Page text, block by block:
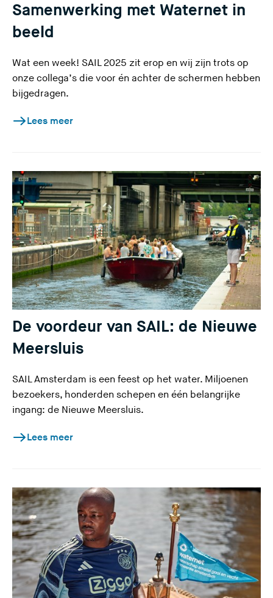
Samenwerking met Waternet in
beeld
Wat een week! SAIL 2025 zit erop en wij zijn trots op
onze collega’s die voor én achter de schermen hebben
bijgedragen.
Lees meer
De voordeur van SAIL: de Nieuwe
Meersluis
SAIL Amsterdam is een feest op het water. Miljoenen
bezoekers, honderden schepen en één belangrijke
ingang: de Nieuwe Meersluis.
Lees meer